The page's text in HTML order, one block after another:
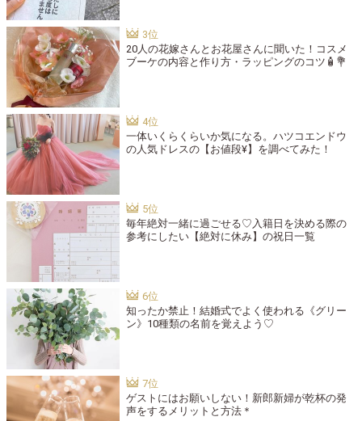
20人の花嫁さんとお花屋さんに聞いた！コスメ
ブーケの内容と作り方・ラッピングのコツ🧴💐
一体いくらくらいか気になる。ハツコエンドウ
の人気ドレスの【お値段¥】を調べてみた！
毎年絶対一緒に過ごせる♡入籍日を決める際の
参考にしたい【絶対に休み】の祝日一覧
知ったか禁止！結婚式でよく使われる《グリー
ン》10種類の名前を覚えよう♡
ゲストにはお願いしない！新郎新婦が乾杯の発
声をするメリットと方法＊